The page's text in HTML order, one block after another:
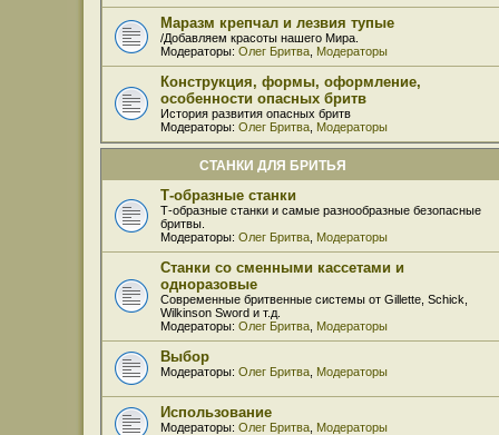
Маразм крепчал и лезвия тупые
/Добавляем красоты нашего Мира.
Модераторы: Олег Бритва Модераторы
Конструкция, формы, оформление,
особенности опасных бритв
История развития опасных бритв
Модераторы: Олег Бритва Модераторы
СТАНКИ ДЛЯ БРИТЬЯ
Т-образные станки
Т-образные станки и самые разнообразные безопасные
бритвы.
Модераторы: Олег Бритва Модераторы
Станки со сменными кассетами и
одноразовые
Современные бритвенные системы от Gillette, Schick,
Wilkinson Sword и т.д.
Модераторы: Олег Бритва Модераторы
Выбор
Модераторы: Олег Бритва Модераторы
Использование
Модераторы: Олег Бритва Модераторы